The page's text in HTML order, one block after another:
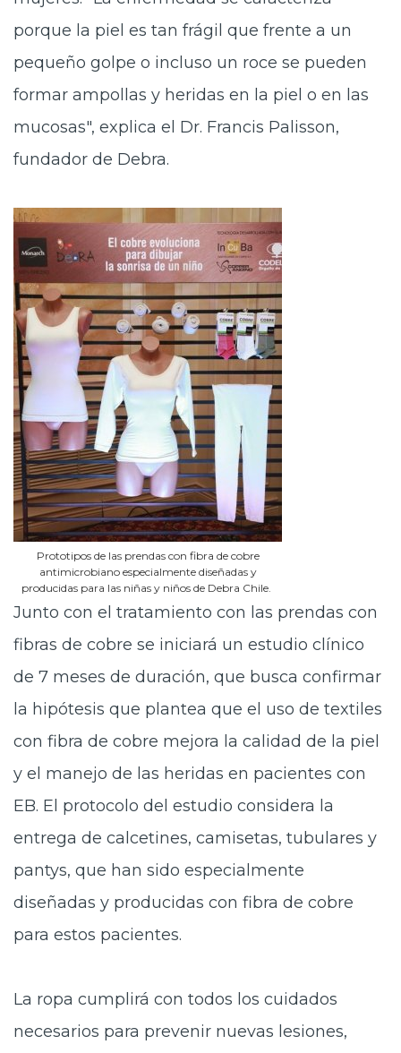
porque la piel es tan frágil que frente a un
pequeño golpe o incluso un roce se pueden
formar ampollas y heridas en la piel o en las
mucosas", explica el Dr. Francis Palisson,
fundador de Debra.
Prototipos de las prendas con fibra de cobre
antimicrobiano especialmente diseñadas y
producidas para las niñas y niños de Debra Chile.
Junto con el tratamiento con las prendas con
fibras de cobre se iniciará un estudio clínico
de 7 meses de duración, que busca confirmar
la hipótesis que plantea que el uso de textiles
con fibra de cobre mejora la calidad de la piel
y el manejo de las heridas en pacientes con
EB. El protocolo del estudio considera la
entrega de calcetines, camisetas, tubulares y
pantys, que han sido especialmente
diseñadas y producidas con fibra de cobre
para estos pacientes.
La ropa cumplirá con todos los cuidados
necesarios para prevenir nuevas lesiones,